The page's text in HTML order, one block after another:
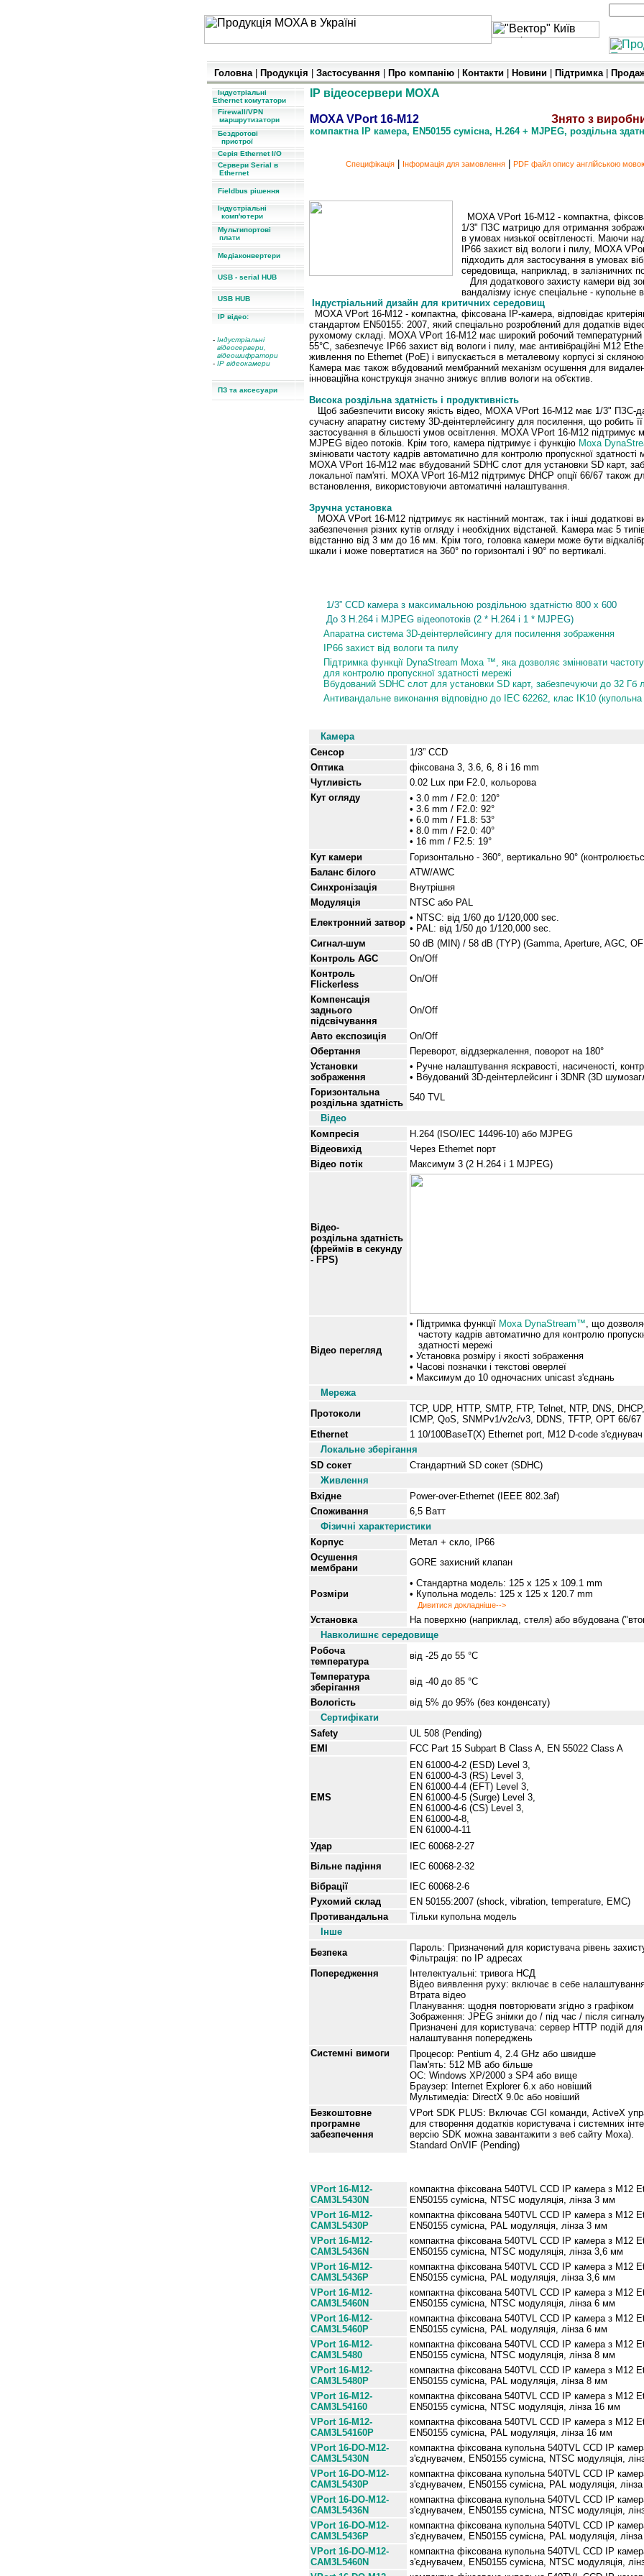
Головна| Продукція Застосування Про компанію Контакти Новини Підтримка|
Індустріальні
Ethernet комутатори
Firewall/VPN
маршрутизатори
Бездротові
пристрої
Серія Ethernet I/O
Сервери Serial в
Ethernet
Fieldbus рішення
Індустріальні
комп'ютери
Мультипортові
плати
Медіаконвертери
USB - serial HUB
USB HUB
IP відео:
- Індустріальні
відеосервери,
відеошифратори
- IP відеокамери
ПЗ та аксесуари
IP відеосервери MOXA
MOXA VPort 16-M12 Знято з
компактна IP камера, EN50155 сумісна, H.264 + MJPEG, роздільна
Специфікація Інформація для замовлення| PDF файл опису англійською
MOXA VPort 16-M12 - компактна,
1/3" ПЗС матрицю для отримання
в умовах низької освітленості. Маючи
IP66 захист від вологи і пилу, MOXA
підходить для застосування в умовах
середовища, наприклад, в залізничних
Для додаткового захисту камери від
вандалізму існує спеціальне - купольне
Індустріальний дизайн для критичних середовищ
MOXA VPort 16-M12 - компактна, фіксована IP-камера, відповідає
стандартом EN50155: 2007, який спеціально розроблений для додатків
рухомому складі. MOXA VPort 16-M12 має широкий робочий температурний
55°C, забезпечує IP66 захист від вологи і пилу, має антивібраційні M12
живлення по Ethernet (PoE) і випускається в металевому корпусі зі
Камера має також вбудований мембранний механізм осушення для
інноваційна конструкція значно знижує вплив вологи на об'єктив.
Висока роздільна здатність і продуктивність
Щоб забезпечити високу якість відео, MOXA VPort 16-M12 має 1/3" ПЗС-
сучасну апаратну систему 3D-деінтерлейсингу для посилення, що робить
застосування в більшості умов освітлення. MOXA VPort 16-M12 підтримує
MJPEG відео потоків. Крім того, камера підтримує і функцію Moxa
змінювати частоту кадрів автоматично для контролю пропускної здатності
MOXA VPort 16-M12 має вбудований SDHC слот для установки SD карт,
локальної пам'яті. MOXA VPort 16-M12 підтримує DHCP опції 66/67 також
встановлення, використовуючи автоматичні налаштування.
Зручна установка
MOXA VPort 16-M12 підтримує як настінний монтаж, так і інші додаткові
забезпечення різних кутів огляду і необхідних відстаней. Камера має 5
відстанню від 3 мм до 16 мм. Крім того, головка камери може бути
шкали і може повертатися на 360° по горизонталі і 90° по вертикалі.
1/3” CCD камера з максимальною роздільною здатністю 800 x 600
До 3 H.264 і MJPEG відеопотоків (2 * H.264 і 1 * MJPEG)
Апаратна система 3D-деінтерлейсингу для посилення зображення
IP66 захист від вологи та пилу
Підтримка функції DynaStream Moxa ™, яка дозволяє змінювати
для контролю пропускної здатності мережі
Вбудований SDHC слот для установки SD карт, забезпечуючи до 32 Гб
Антивандальне виконання відповідно до IEC 62262, клас IK10
Камера
Сенсор
1/3” CCD
Оптика
фіксована 3, 3.6, 6, 8 і 16 mm
Чутливість
0.02 Lux при F2.0, кольорова
Кут огляду
• 3.0 mm / F2.0: 120°
• 3.6 mm / F2.0: 92°
• 6.0 mm / F1.8: 53°
• 8.0 mm / F2.0: 40°
• 16 mm / F2.5: 19°
Кут камери
Горизонтально - 360°, вертикально 90°
Баланс білого
ATW/AWC
Синхронізація
Внутрішня
Модуляція
NTSC або PAL
Електронний затвор • NTSC: від 1/60 до 1/120,000 sec.
• PAL: від 1/50 до 1/120,000 sec.
Сигнал-шум
50 dB (MIN) / 58 dB (TYP) (Gamma, Aperture, AGC,
Контроль AGC
On/Off
Контроль
Flickerless
On/Off
Компенсація
заднього
підсвічування
On/Off
Авто експозиція
On/Off
Обертання
Переворот, віддзеркалення, поворот на 180°
Установки
зображення
• Ручне налаштування яскравості, насиченості,
• Вбудований 3D-деінтерлейсинг і 3DNR (3D
Горизонтальна
роздільна здатність
540 TVL
Відео
Компресія
H.264 (ISO/IEC 14496-10) або MJPEG
Відеовихід
Через Ethernet порт
Відео потік
Максимум 3 (2 H.264 і 1 MJPEG)
Відео-
роздільна здатність
(фреймів в секунду
- FPS)
Відео перегляд
• Підтримка функції Moxa DynaStream™, що
частоту кадрів автоматично для контролю
здатності мережі
• Установка розміру і якості зображення
• Часові позначки і текстові оверлеї
• Максимум до 10 одночасних unicast з'єднань
Мережа
Протоколи
TCP, UDP, HTTP, SMTP, FTP, Telnet, NTP, DNS,
ICMP, QoS, SNMPv1/v2c/v3, DDNS, TFTP, OPT 66/67
Ethernet
1 10/100BaseT(X) Ethernet port, M12 D-code з'єднувач
Локальне зберігання
SD сокет
Стандартний SD сокет (SDHC)
Живлення
Вхідне
Power-over-Ethernet (IEEE 802.3af)
Споживання
6,5 Ватт
Фізичні характеристики
Корпус
Метал + скло, IP66
Осушення
мембрани
GORE захисний клапан
Розміри
• Стандартна модель: 125 x 125 x 109.1 mm
• Купольна модель: 125 x 125 x 120.7 mm
Дивитися докладніше-->
Установка
На поверхню (наприклад, стеля) або вбудована
Навколишнє середовище
Робоча
температура
від -25 до 55 °С
Температура
зберігання
від -40 до 85 °C
Вологість
від 5% до 95% (без конденсату)
Сертифікати
Safety
UL 508 (Pending)
EMI
FCC Part 15 Subpart B Class A, EN 55022 Class A
EMS
EN 61000-4-2 (ESD) Level 3,
EN 61000-4-3 (RS) Level 3,
EN 61000-4-4 (EFT) Level 3,
EN 61000-4-5 (Surge) Level 3,
EN 61000-4-6 (CS) Level 3,
EN 61000-4-8,
EN 61000-4-11
Удар
IEC 60068-2-27
Вільне падіння
IEC 60068-2-32
Вібрації
IEC 60068-2-6
Рухомий склад
EN 50155:2007 (shock, vibration, temperature, EMC)
Противандальна
Тільки купольна модель
Інше
Безпека
Пароль: Призначений для користувача рівень
Фільтрація: по IP адресах
Попередження
Інтелектуальні: тривога НСД
Відео виявлення руху: включає в себе налаштування
Втрата відео
Планування: щодня повторювати згідно з графіком
Зображення: JPEG знімки до / під час / після
Призначені для користувача: сервер HTTP подій для
налаштування попереджень
Системні вимоги
Процесор: Pentium 4, 2.4 GHz або швидше
Пам'ять: 512 MB або більше
ОС: Windows XP/2000 з SP4 або вище
Браузер: Internet Explorer 6.x або новіший
Мультимедіа: DirectX 9.0c або новіший
Безкоштовне
програмне
забезпечення
VPort SDK PLUS: Включає CGI команди, ActiveX
для створення додатків користувача і системних
версію SDK можна завантажити з веб сайту Moxa).
Standard OnVIF (Pending)
VPort 16-M12-
CAM3L5430N
компактна фіксована 540TVL CCD IP камера з M12
EN50155 сумісна, NTSC модуляція, лінза3 мм
VPort 16-M12-
CAM3L5430P
компактна фіксована 540TVL CCD IP камера з M12
EN50155 сумісна, PAL модуляція, лінза3 мм
VPort 16-M12-
CAM3L5436N
компактна фіксована 540TVL CCD IP камера з M12
EN50155 сумісна, NTSC модуляція, лінза 3,6 мм
VPort 16-M12-
CAM3L5436P
компактна фіксована 540TVL CCD IP камера з M12
EN50155 сумісна, PAL модуляція, лінза 3,6 мм
VPort 16-M12-
CAM3L5460N
компактна фіксована 540TVL CCD IP камера з M12
EN50155 сумісна, NTSC модуляція, лінза 6 мм
VPort 16-M12-
CAM3L5460P
компактна фіксована 540TVL CCD IP камера з M12
EN50155 сумісна, PAL модуляція, лінза6 мм
VPort 16-M12-
CAM3L5480
компактна фіксована 540TVL CCD IP камера з M12
EN50155 сумісна, NTSC модуляція, лінза8 мм
VPort 16-M12-
CAM3L5480P
компактна фіксована 540TVL CCD IP камера з M12
EN50155 сумісна, PAL модуляція, лінза 8 мм
VPort 16-M12-
CAM3L54160
компактна фіксована 540TVL CCD IP камера з M12
EN50155 сумісна, NTSC модуляція, лінза 16 мм
VPort 16-M12-
CAM3L54160P
компактна фіксована 540TVL CCD IP камера з M12
EN50155 сумісна, PAL модуляція, лінза 16 мм
VPort 16-DO-M12-
CAM3L5430N
компактна фіксована купольна 540TVL CCD IP
з'єднувачем, EN50155 сумісна, NTSC модуляція,
VPort 16-DO-M12-
CAM3L5430P
компактна фіксована купольна 540TVL CCD IP
з'єднувачем, EN50155 сумісна, PAL модуляція, лінза
VPort 16-DO-M12-
CAM3L5436N
компактна фіксована купольна 540TVL CCD IP
з'єднувачем, EN50155 сумісна, NTSC модуляція,
VPort 16-DO-M12-
CAM3L5436P
компактна фіксована купольна 540TVL CCD IP
з'єднувачем, EN50155 сумісна, PAL модуляція,
VPort 16-DO-M12-
CAM3L5460N
компактна фіксована купольна 540TVL CCD IP
з'єднувачем, EN50155 сумісна, NTSC модуляція,